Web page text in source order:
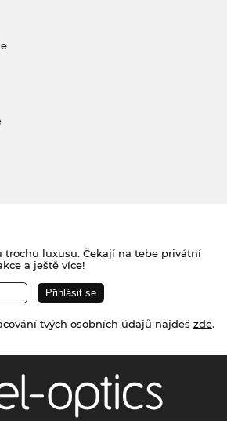
trochu luxusu. Čekají na tebe privátní
a ještě více!
tvých osobních údajů najdeš zde.